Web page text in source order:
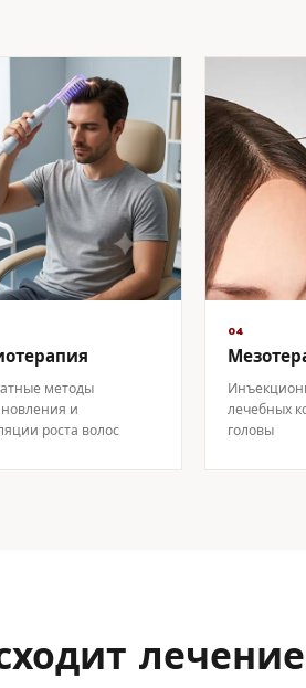
методы
и
роста волос
04
лечебных
головы
лечение